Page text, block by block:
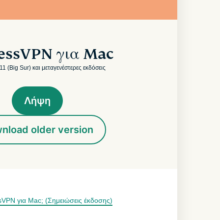
για Mac
(Big Sur) και μεταγενέστερες εκδόσεις
Λήψη
older version
για Mac; (Σημειώσεις έκδοσης)